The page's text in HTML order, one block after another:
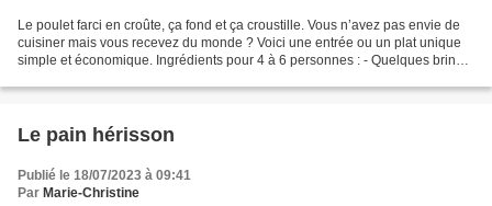
Le poulet farci en croûte, ça fond et ça croustille. Vous n’avez pas envie de
cuisiner mais vous recevez du monde ? Voici une entrée ou un plat unique
simple et économique. Ingrédients pour 4 à 6 personnes : - Quelques brins
Le pain hérisson
Publié le 18/07/2023 à 09:41
Par Marie-Christine